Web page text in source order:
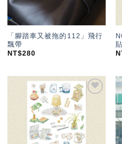
「腳踏車又被拖的112」飛行
飄帶
NT$280